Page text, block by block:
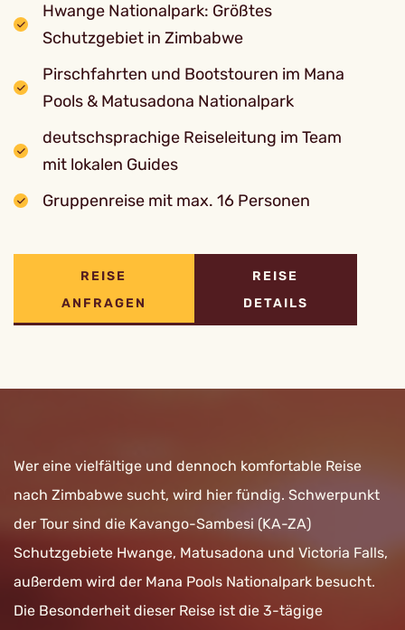
Hwange Nationalpark: Größtes
Schutzgebiet in Zimbabwe
Pirschfahrten und Bootstouren im Mana
Pools & Matusadona Nationalpark
deutschsprachige Reiseleitung im Team
mit lokalen Guides
Gruppenreise mit max. 16 Personen
REISE
ANFRAGEN
REISE
DETAILS
Wer eine vielfältige und dennoch komfortable Reise
nach Zimbabwe sucht, wird hier fündig. Schwerpunkt
der Tour sind die Kavango-Sambesi (KA-ZA)
Schutzgebiete Hwange, Matusadona und Victoria Falls,
außerdem wird der Mana Pools Nationalpark besucht.
Die Besonderheit dieser Reise ist die 3-tägige